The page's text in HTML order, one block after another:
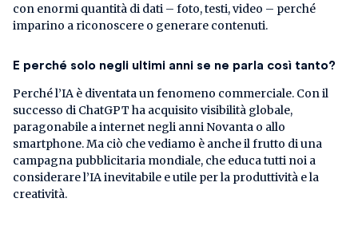
con enormi quantità di dati – foto, testi, video – perché
imparino a riconoscere o generare contenuti.
E perché solo negli ultimi anni se ne parla così tanto?
Perché l’IA è diventata un fenomeno commerciale. Con il
successo di ChatGPT ha acquisito visibilità globale,
paragonabile a internet negli anni Novanta o allo
smartphone. Ma ciò che vediamo è anche il frutto di una
campagna pubblicitaria mondiale, che educa tutti noi a
considerare l’IA inevitabile e utile per la produttività e la
creatività.